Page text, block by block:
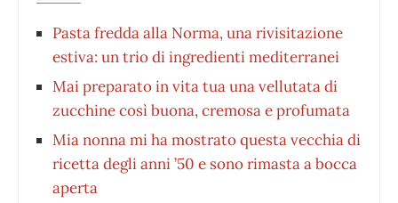
Pasta fredda alla Norma, una rivisitazione
estiva: un trio di ingredienti mediterranei
Mai preparato in vita tua una vellutata di
zucchine così buona, cremosa e profumata
Mia nonna mi ha mostrato questa vecchia di
ricetta degli anni ’50 e sono rimasta a bocca
aperta